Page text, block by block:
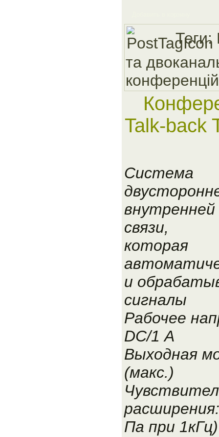
Теги:
та
Talk-back
Система
внутренней
связи,
которая
и
сигналы
Рабочее
DC/1 А
Выходная
(макс.)
Па при 1кГц)